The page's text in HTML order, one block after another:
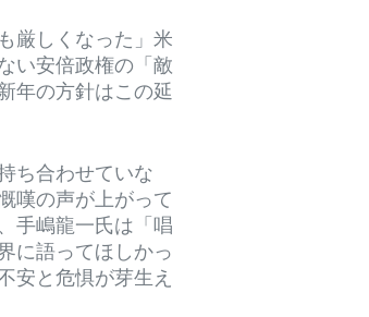
厳しくなった」米
い安倍政権の「敵
年の方針はこの延
ち合わせていな
嘆の声が上がって
手嶋龍一氏は「唱
に語ってほしかっ
安と危惧が芽生え